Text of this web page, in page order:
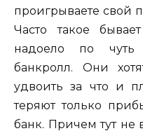
проигрываете свой
Часто такое
надоело по чуть
банкролл. Они
удвоить за что и
теряют только
банк. Причем тут не